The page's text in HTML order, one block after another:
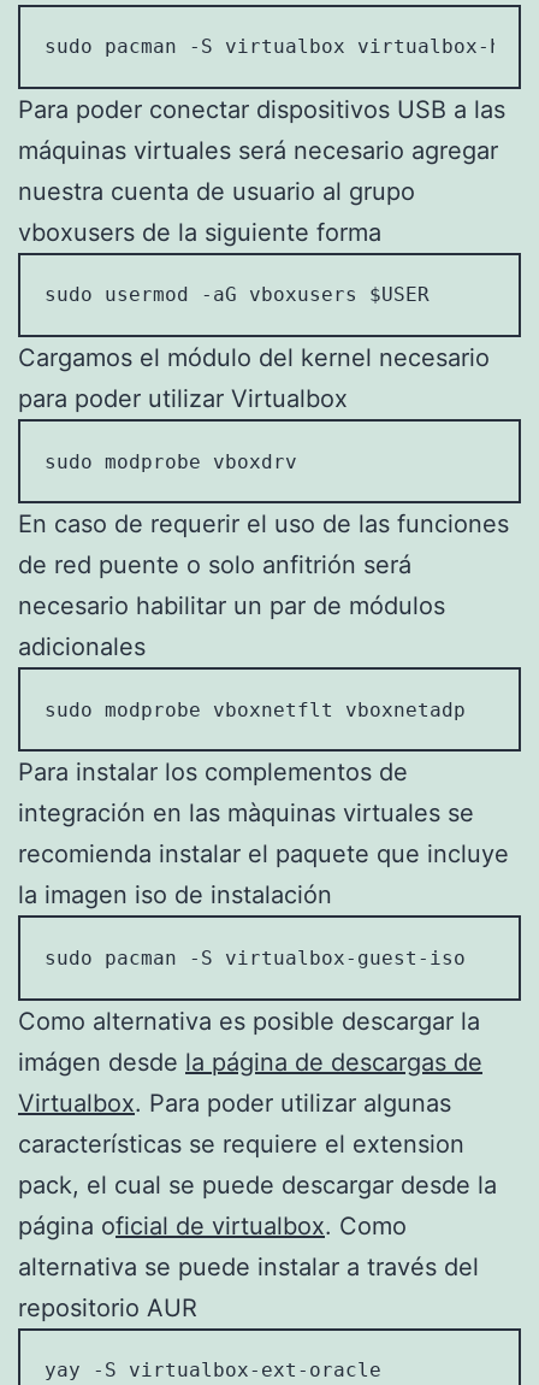
sudo pacman -S virtualbox virtualbox-
Para poder conectar dispositivos USB a las
máquinas virtuales será necesario agregar
nuestra cuenta de usuario al grupo
vboxusers de la siguiente forma
sudo usermod -aG vboxusers $USER
Cargamos el módulo del kernel necesario
para poder utilizar Virtualbox
sudo modprobe vboxdrv
En caso de requerir el uso de las funciones
de red puente o solo anfitrión será
necesario habilitar un par de módulos
adicionales
sudo modprobe vboxnetflt vboxnetadp
Para instalar los complementos de
integración en las màquinas virtuales se
recomienda instalar el paquete que incluye
la imagen iso de instalación
sudo pacman -S virtualbox-guest-iso
Como alternativa es posible descargar la
imágen desde la página de descargas de
Virtualbox. Para poder utilizar algunas
características se requiere el extension
pack, el cual se puede descargar desde la
página oficial de virtualbox. Como
alternativa se puede instalar a través del
repositorio AUR
yay -S virtualbox-ext-oracle